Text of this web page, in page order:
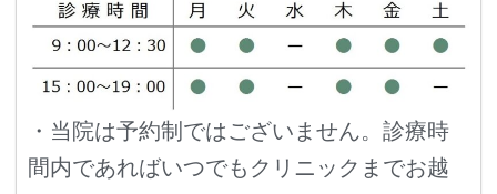
・当院は予約制ではございません。診療時
間内であればいつでもクリニックまでお越